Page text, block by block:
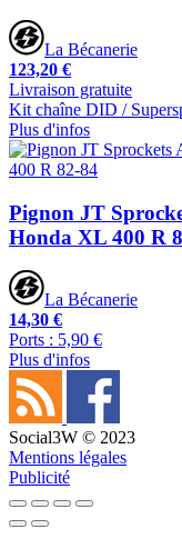
La Bécanerie
123,20 €
Livraison gratuite
Kit chaîne DID /
Plus d'infos
Pignon JT
Honda XL 400 R
La Bécanerie
14,30 €
Ports : 5,90 €
Plus d'infos
Social3W © 2023
Mentions légales
Publicité